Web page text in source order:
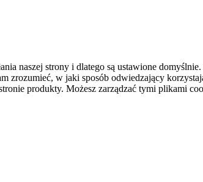
naszej strony i dlatego są ustawione
zrozumieć, w jaki sposób odwiedzający
produkty. Możesz zarządzać tymi plikami